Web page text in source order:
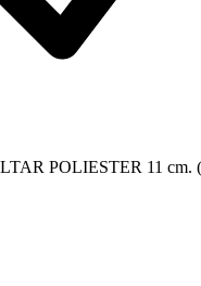
POLIESTER 11 cm.